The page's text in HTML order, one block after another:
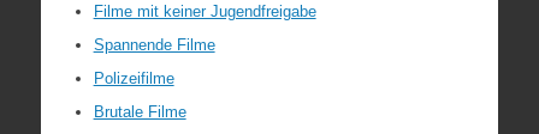
Filme mit keiner Jugendfreigabe
Spannende Filme
Polizeifilme
Brutale Filme